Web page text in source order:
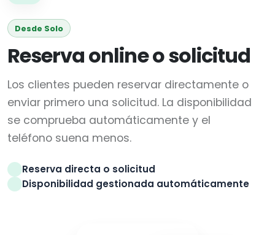
Desde Solo
Reserva online o solicitud
Los clientes pueden reservar directamente o
enviar primero una solicitud. La disponibilidad
se comprueba automáticamente y el
teléfono suena menos.
Reserva directa o solicitud
Disponibilidad gestionada automáticamente